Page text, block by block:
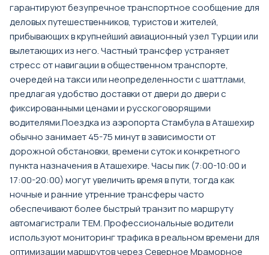
гарантируют безупречное транспортное сообщение для
деловых путешественников, туристов и жителей,
прибывающих в крупнейший авиационный узел Турции или
вылетающих из него. Частный трансфер устраняет
стресс от навигации в общественном транспорте,
очередей на такси или неопределенности с шаттлами,
предлагая удобство доставки от двери до двери с
фиксированными ценами и русскоговорящими
водителями.Поездка из аэропорта Стамбула в Аташехир
обычно занимает 45-75 минут в зависимости от
дорожной обстановки, времени суток и конкретного
пункта назначения в Аташехире. Часы пик (7:00-10:00 и
17:00-20:00) могут увеличить время в пути, тогда как
ночные и ранние утренние трансферы часто
обеспечивают более быстрый транзит по маршруту
автомагистрали TEM. Профессиональные водители
используют мониторинг трафика в реальном времени для
оптимизации маршрутов через Северное Мраморное